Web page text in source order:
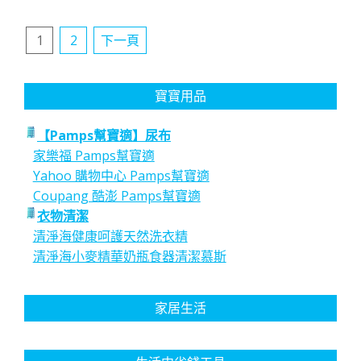
文
頁
1 2 下一頁
寶寶用品
【Pamps幫寶適】尿布
家樂福 Pamps幫寶適
Yahoo 購物中心 Pamps幫寶適
Coupang 酷澎 Pamps幫寶適
衣物清潔
清淨海健康呵護天然洗衣精
清淨海小麥精華奶瓶食器清潔慕斯
家居生活